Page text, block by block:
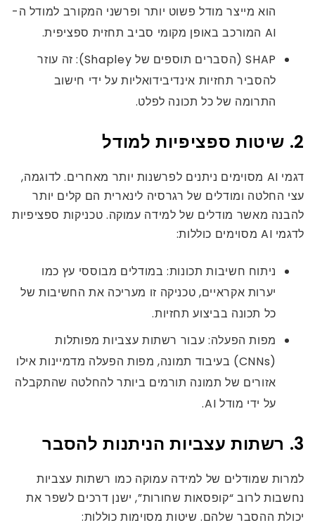
הוא מייצר מודל פשוט יותר ופרשני המקורב למודל ה-
AI המורכב באופן מקומי סביב תחזית ספציפית.
SHAP (הסברים תוספים של Shapley): זה עוזר
להסביר תחזיות אינדיבידואליות על ידי חישוב
התרומה של כל תכונה לפלט.
2. שיטות ספציפיות למודל
דגמי AI מסוימים ניתנים לפרשנות יותר מאחרים. לדוגמה,
עצי החלטה ומודלים של רגרסיה לינארית הם קלים יותר
להבנה מאשר מודלים של למידה עמוקה. טכניקות ספציפיות
לדגמי AI מסוימים כוללות:
ניתוח חשיבות תכונות: במודלים מבוססי עץ כמו
יערות אקראיים, טכניקה זו מעריכה את החשיבות של
כל תכונה בביצוע תחזיות.
מפות הפעלה: עבור רשתות עצביות מפותלות
(CNNs) בעיבוד תמונה, מפות הפעלה מדמיינות אילו
אזורים של תמונה תורמים ביותר להחלטה שהתקבלה
על ידי מודל AI.
3. רשתות עצביות הניתנות להסבר
למרות שמודלים של למידה עמוקה כמו רשתות עצביות
נחשבות לרוב “קופסאות שחורות”, ישנן דרכים לשפר את
יכולת ההסבר שלהם. שיטות מסוימות כוללות: